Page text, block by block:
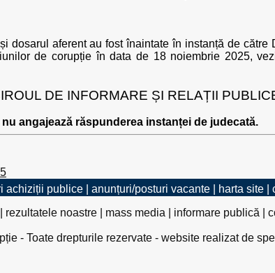
dosarul aferent au fost înaintate în instanță de
de corupție în data de 18 noiembrie 2025,
DE INFORMARE ȘI RELAȚII
angajează răspunderea instanței de judecată.
achiziții publice| anunțuri/posturi vacante| harta site|
rezultatele noastre| mass media informare publică
- Toate drepturile rezervate - website realizat de